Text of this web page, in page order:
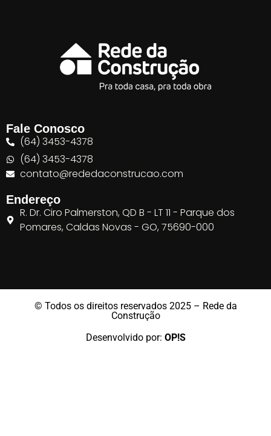
Fale Conosco
(64) 3453-4378
(64) 3453-4378
contato@rededaconstrucao.com
Endereço
R. Dr. Ciro Palmerston, QD B - LT 11 - Parque dos
Pomares, Caldas Novas - GO, 75690-000
© Todos os direitos reservados 2025 – Rede da
Construção
Desenvolvido por: OP!S